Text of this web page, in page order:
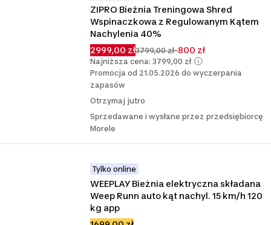
ZIPRO Bieżnia Treningowa Shred
Wspinaczkowa z Regulowanym Kątem
Nachylenia 40%
2999,00 zł3799,00 zł-800 zł
Najniższa cena: 3799,00 zł
Promocja od 21.05.2026 do wyczerpania
zapasów
Otrzymaj jutro
Sprzedawane i wysłane przez przedsiębiorcę
Morele
Tylko online
WEEPLAY Bieżnia elektryczna składana
Weep Runn auto kąt nachyl. 15 km/h 120
kg app